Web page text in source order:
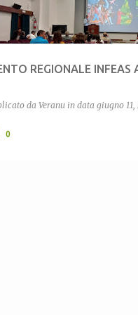
REGIONALE INFEAS
da Veranu in data giugno 11,
0